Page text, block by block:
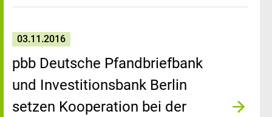
03.11.2016
pbb Deutsche Pfandbriefbank
und Investitionsbank Berlin
setzen Kooperation bei der